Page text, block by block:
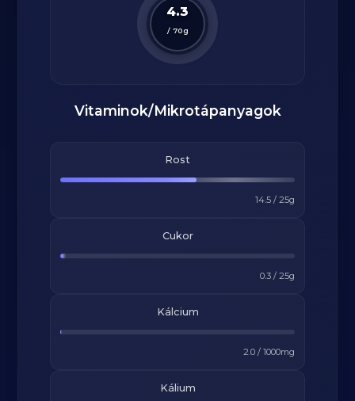
4.3
/ 70g
Vitaminok/Mikrotápanyagok
Rost
14.5/ 25g
Cukor
0.3/ 25g
Kálcium
2.0/ 1000mg
Kálium